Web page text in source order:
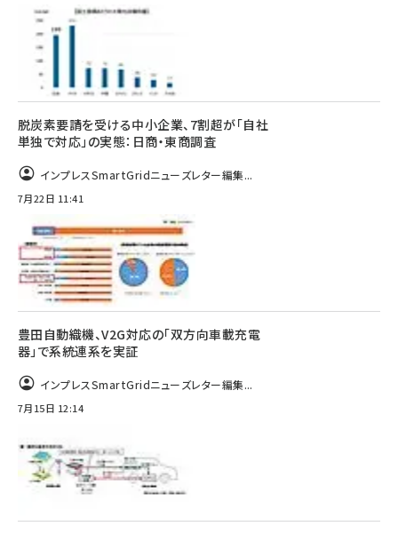
脱炭素要請を受ける中小企業、7割超が「自社
単独で対応」の実態：日商・東商調査
インプレスSmartGridニューズレター編集...
7月22日 11:41
豊田自動織機、V2G対応の「双方向車載充電
器」で系統連系を実証
インプレスSmartGridニューズレター編集...
7月15日 12:14